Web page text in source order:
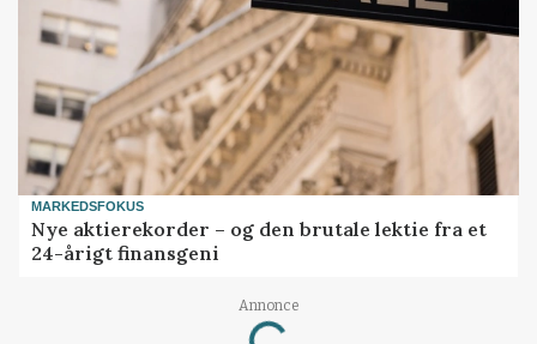
MARKEDSFOKUS
Nye aktierekorder – og den brutale lektie fra et
24-årigt finansgeni
Annonce
Loading...